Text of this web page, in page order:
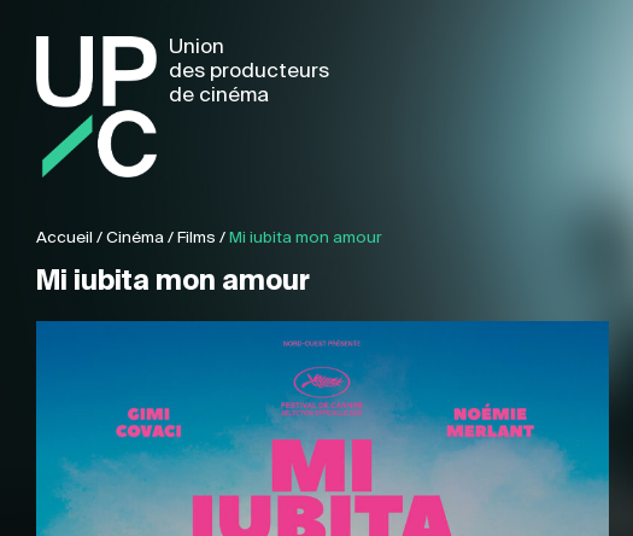
Union
des producteurs
de cinéma
Accueil / Cinéma / Films / Mi iubita mon amour
Mi iubita mon amour